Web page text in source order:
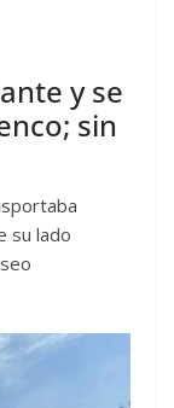
y se
sin
su lado